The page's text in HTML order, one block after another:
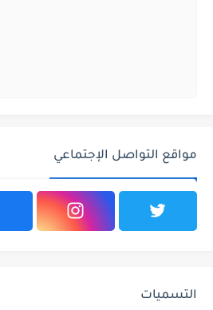
مواقع التواصل الإجتماعي
التسميات